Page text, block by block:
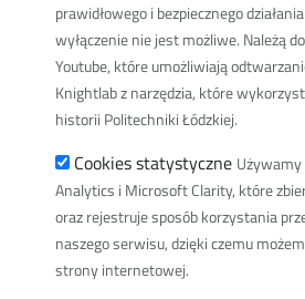
prawidłowego i bezpiecznego
wyłączenie nie jest możliwe. Należą
Youtube, które umożliwiają
Knightlab z narzędzia, które
historii Politechniki Łódzkiej.
Cookies statystyczne Używamy
Analytics i Microsoft Clarity, które
oraz rejestruje sposób korzystania
naszego serwisu, dzięki czemu
strony internetowej.
Dyscypliny naukowe w PŁ
Inicjatywa Doskonałości Uczelnia
BIP
Klauzula RODO
Polityka prywatności
Deklaracja dostępności cyfrowej
Informacja o PŁ w Polskim
Newsletter
Spis defibrylatorów na terenie PŁ